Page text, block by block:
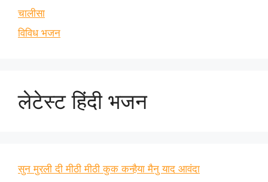
चालीसा
विविध भजन
लेटेस्ट हिंदी भजन
सुन मुरली दी मीठी मीठी कुक कन्हैया मैनु याद आवंदा